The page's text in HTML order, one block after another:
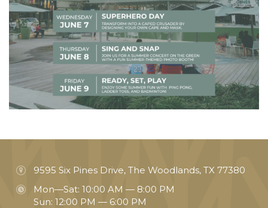
9595 Six Pines Drive, The Woodlands, TX 77380
Mon—Sat: 10:00 AM — 8:00 PM
Sun: 12:00 PM — 6:00 PM